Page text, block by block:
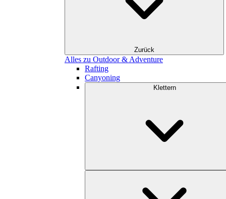
Zurück
Alles zu Outdoor & Adventure
Rafting
Canyoning
Klettern